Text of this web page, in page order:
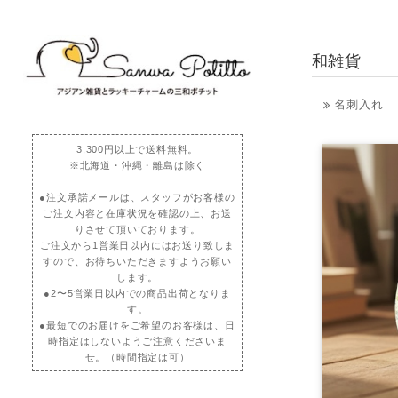
3,300円以上で送料無料。
※北海道・沖縄・離島は除く
●注文承諾メールは、スタッフがお客様の
ご注文内容と在庫状況を確認の上、お送
りさせて頂いております。
ご注文から1営業日以内にはお送り致しま
すので、お待ちいただきますようお願い
します。
●2〜5営業日以内での商品出荷となりま
す。
●最短でのお届けをご希望のお客様は、日
時指定はしないようご注意くださいま
せ。（時間指定は可）
和雑貨
名刺入れ